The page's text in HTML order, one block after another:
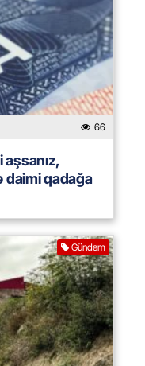
66
daimi qadağa
Gündəm